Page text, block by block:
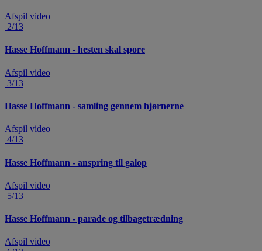
Afspil video
2/13
Hasse Hoffmann - hesten skal spore
Afspil video
3/13
Hasse Hoffmann - samling gennem hjørnerne
Afspil video
4/13
Hasse Hoffmann - anspring til galop
Afspil video
5/13
Hasse Hoffmann - parade og tilbagetrædning
Afspil video